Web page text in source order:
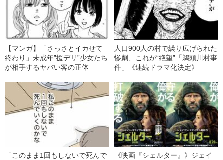
【マンガ】「さっさとイカせて
終わり」未成年”援デリ”少女たち
が相手するヤバい客の正体
人口900人の村で繰り広げられた
惨劇、これが“絶望”「鵜頭川村事
件」《連続ドラマ化決定》
「このまま1回もしないで死んで
《映画『シェルター』》ジェイ